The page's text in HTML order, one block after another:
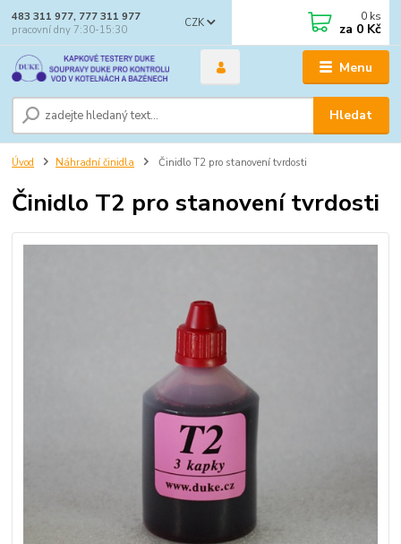
Menu
CZK
Hledat
483 311 977, 777 311 977
pracovní dny 7:30-15:30
0 ks
za 0 Kč
Úvod Náhradní činidla Činidlo T2 pro stanovení tvrdosti
Činidlo T2 pro stanovení tvrdosti